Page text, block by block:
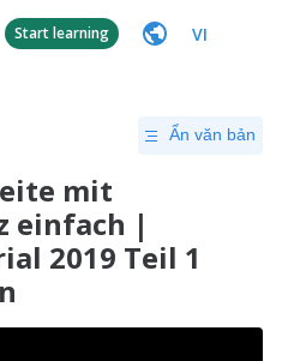
Start learning VI
Ẩn văn bản
mit
einfach |
2019 Teil 1